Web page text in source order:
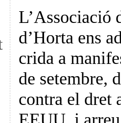
L’Associació
d’Horta ens
crida a
de setembre,
contra el dret